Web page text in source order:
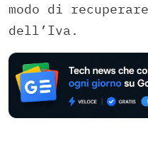
modo di
dell’Iva.